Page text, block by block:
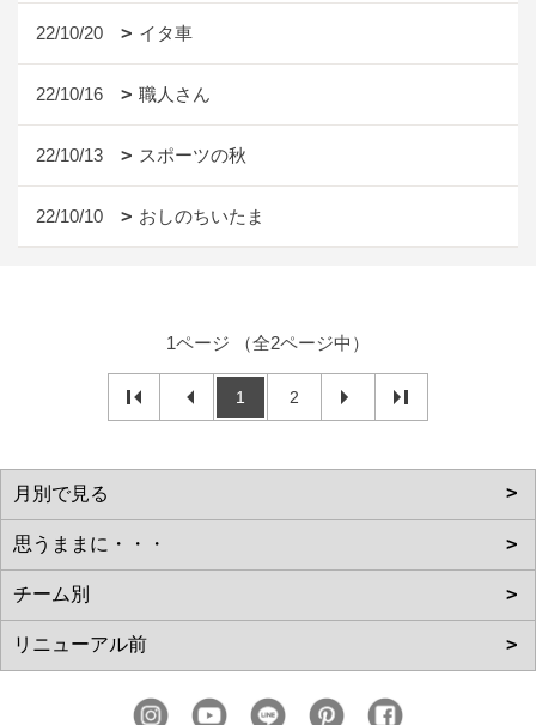
22/10/20 イタ車
22/10/16 職人さん
22/10/13 スポーツの秋
22/10/10 おしのちいたま
1ページ （全2ページ中）
1 2